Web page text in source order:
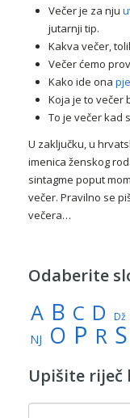
Večer je za nju
jutarnji tip.
Kakva večer,
Večer ćemo
Kako ide ona
Koja je to večer
To je večer kad
U zaključku, u
imenica ženskog
sintagme poput
večer. Pravilno se
večera…
Odaberite
A B C D Dž
NJ O P R S
Upišite riječ